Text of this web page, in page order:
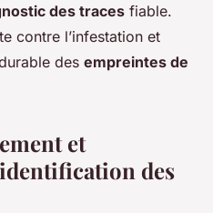
des traces fiable.
contre l’infestation et
des empreintes de
et
des